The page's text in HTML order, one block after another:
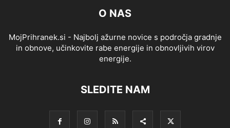
O NAS
MojPrihranek.si - Najbolj ažurne novice s področja gradnje
in obnove, učinkovite rabe energije in obnovljivih virov
energije.
SLEDITE NAM